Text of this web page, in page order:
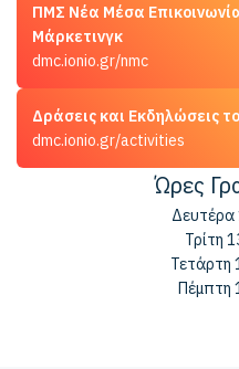
ΠΜΣ Νέα Μέσα
Μάρκετινγκ
dmc.ionio.gr/nmc
Δράσεις και Εκδηλώσεις
dmc.ionio.gr/activities
Ώρες
Δευτέρα
Τρίτη
Τετάρτη
Πέμπτη